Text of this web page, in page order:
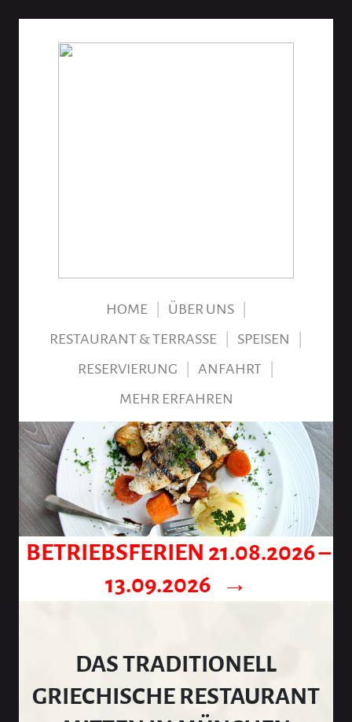
HOME ÜBER UNS
RESTAURANT & TERRASSE
SPEISEN
RESERVIERUNG
ANFAHRT
MEHR ERFAHREN
BETRIEBSFERIEN 21.08.2026 –
13.09.2026 →
DAS TRADITIONELL
GRIECHISCHE RESTAURANT